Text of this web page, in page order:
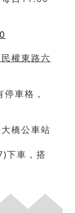
民權東路六
車格，
大橋公車站
下車，搭